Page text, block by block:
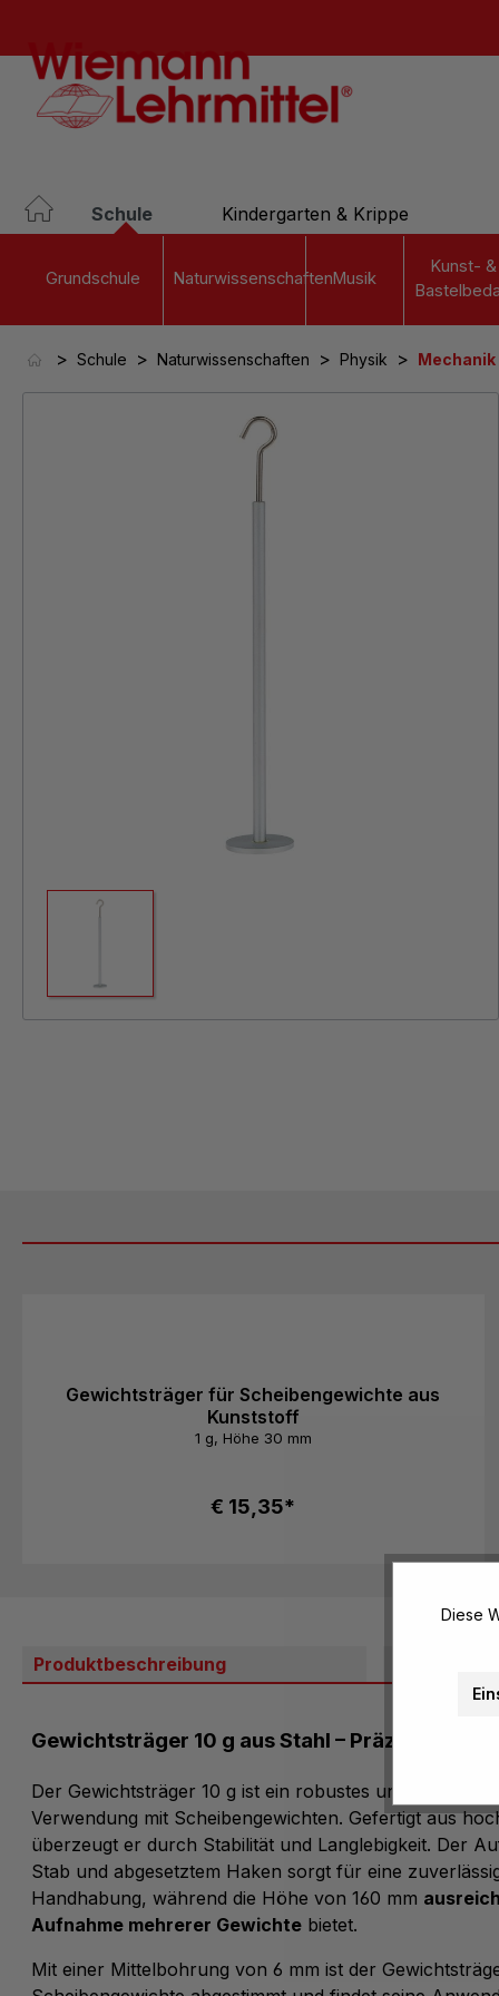
Schule Kindergarten & Krippe
Grundschule NaturwissenschaftenMusik
Kunst- &
> Schule > Naturwissenschaften > Physik >
Gewichtsträger für Scheibengewichte aus
Kunststoff
1 g, Höhe 30 mm
€ 15,35*
Produktbeschreibung
Gewichtsträger 10 g aus Stahl – Präzision und
Der Gewichtsträger 10 g ist ein robustes und präzises
Verwendung mit Scheibengewichten. Gefertigt aus
überzeugt er durch Stabilität und Langlebigkeit. Der
Stab und abgesetztem Haken sorgt für eine
Handhabung, während die Höhe von 160 mm
Aufnahme mehrerer Gewichte bietet.
Mit einer Mittelbohrung von 6 mm ist der
Diese